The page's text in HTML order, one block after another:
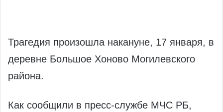
Трагедия произошла накануне, 17 января, в
деревне Большое Хоново Могилевского
района.
Как сообщили в пресс-службе МЧС РБ,